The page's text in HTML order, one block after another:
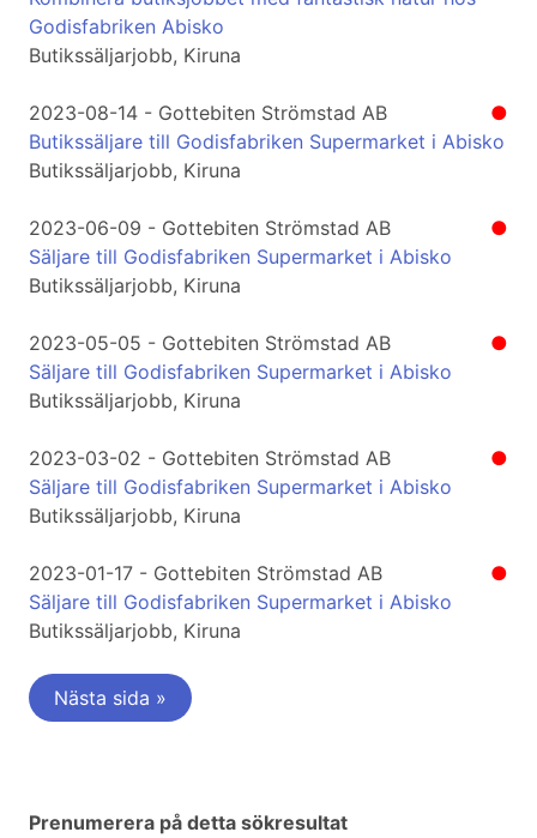
Godisfabriken Abisko
Butikssäljarjobb, Kiruna
●
2023-08-14 - Gottebiten Strömstad AB
Butikssäljare till Godisfabriken Supermarket i Abisko
Butikssäljarjobb, Kiruna
●
2023-06-09 - Gottebiten Strömstad AB
Säljare till Godisfabriken Supermarket i Abisko
Butikssäljarjobb, Kiruna
●
2023-05-05 - Gottebiten Strömstad AB
Säljare till Godisfabriken Supermarket i Abisko
Butikssäljarjobb, Kiruna
●
2023-03-02 - Gottebiten Strömstad AB
Säljare till Godisfabriken Supermarket i Abisko
Butikssäljarjobb, Kiruna
●
2023-01-17 - Gottebiten Strömstad AB
Säljare till Godisfabriken Supermarket i Abisko
Butikssäljarjobb, Kiruna
Nästa sida »
Prenumerera på detta sökresultat